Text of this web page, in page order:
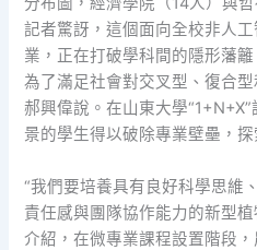
記者驚訝，這個面向全校非人
業，正在打破學科間的隱形藩
為了滿足社會對交叉型、復合
郝興偉說。在山東大學
景的學生得以破除專業壁壘，
“我們要培養具有良好科學思維
責任感與團隊協作能力的新型
介紹，在微專業課程設置階段